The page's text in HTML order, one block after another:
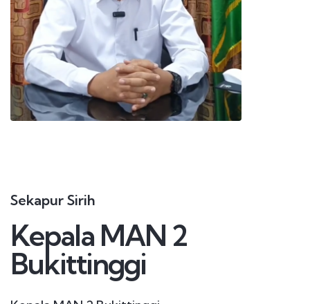
Sekapur Sirih
Kepala MAN 2
Bukittinggi